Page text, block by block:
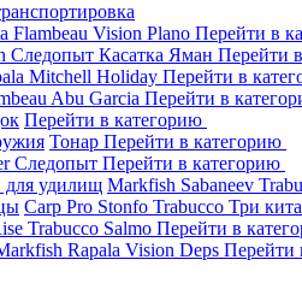
Flambeau Vision Plano Перейти в
Следопыт Касатка Яман Перейти
Mitchell Holiday Перейти в
Abu Garcia Перейти в
Перейти в категорию
Тонар Перейти в категорию
Следопыт Перейти в категорию
для удилищ Markfish Sabaneev
Carp Pro Stonfo Trabucco Три кита
Trabucco Salmo Перейти в
Rapala Vision Deps Перейти